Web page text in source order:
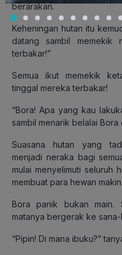
berarakan.
Keheningan hutan itu
datang sambil memekik
terbakar!”
Semua ikut memekik
tinggal mereka terbakar!
“Bora! Apa yang kau
sambil menarik belalai
Suasana hutan yang
menjadi neraka bagi
mulai menyelimuti seluruh
membuat para hewan
Bora panik bukan main.
matanya bergerak ke
“Pipin! Di mana ibuku?”